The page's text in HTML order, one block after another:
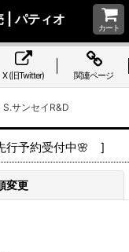
| パティオ
カート
X (旧Twitter) 関連ページ
S.サンセイR&D
行予約受付中🌸 ]
変更